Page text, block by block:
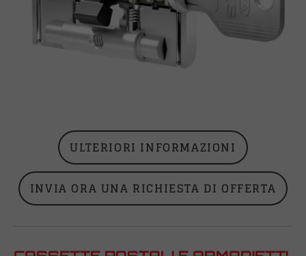
ULTERIORI INFORMAZIONI
INVIA ORA UNA RICHIESTA DI OFFERTA